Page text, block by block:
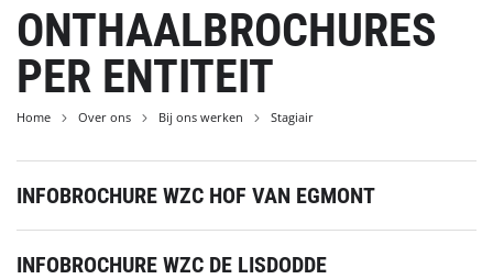
ONTHAALBROCHURES
PER ENTITEIT
Home Over ons Bij ons werken Stagiair
INFOBROCHURE WZC HOF VAN EGMONT
INFOBROCHURE WZC DE LISDODDE